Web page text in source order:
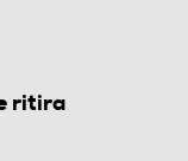
ritira